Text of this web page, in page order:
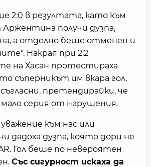
2:0 в резултата, като към
получи дузпа,
а отделно беше отменен и
Накрая при 2:2
на Хасан протестираха
съперникът им вкара гол,
претендирайки, че
серия от нарушения.
към нас или
дадоха дузпа, която дори не
Гол беше по невероятен
Със сигурност искаха да